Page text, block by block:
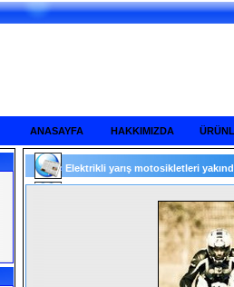
ANASAYFA HAKKIMIZDA
Elektrikli yarış motosikletleri